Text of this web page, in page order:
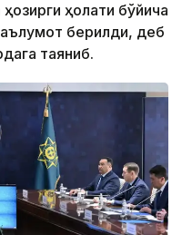
ҳолати бўйича
берилди, деб
таяниб.